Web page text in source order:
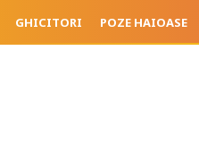
GHICITORI POZE HAIOASE